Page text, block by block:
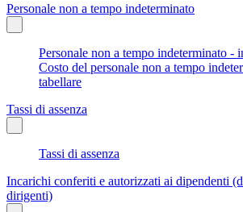
Personale non a tempo indeterminato
Personale non a tempo indeterminato -
Costo del personale non a tempo
tabellare
Tassi di assenza
Tassi di assenza
Incarichi conferiti e autorizzati ai dipendenti
dirigenti)